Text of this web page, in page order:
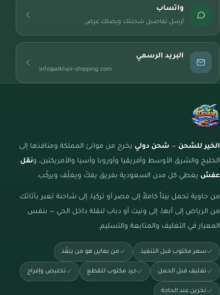
واتساب
أرسل تفاصيل شحنتك ويصلك عرض
البريد الرسمي
info@alkhair-shipping.com
الخير للشحن — شحن دولي يخرج من موانئ المملكة ومنافذها إلى
الخليج والشرق الأوسط وأفريقيا وأوروبا وآسيا والأمريكتين، ونقل
عفش يغطي كل مدن السعودية بفريق يفكّ ويغلّف ويركّب.
من حاوية تحمل بيتاً كاملاً إلى مصر أو تركيا، إلى شاحنة تعبر بأثاثك
من الرياض إلى أبها، إلى ونيت أو دباب لنقلة داخل الحي — بنفس
المعيار في التغليف والمتابعة والتسليم.
سعر مكتوب قبل التنفيذ من يعاين هو من ينفّذ
تغليف قبل الحمل جرد مكتوب للقطع تخليص وإفراج
تخزين عند الحاجة